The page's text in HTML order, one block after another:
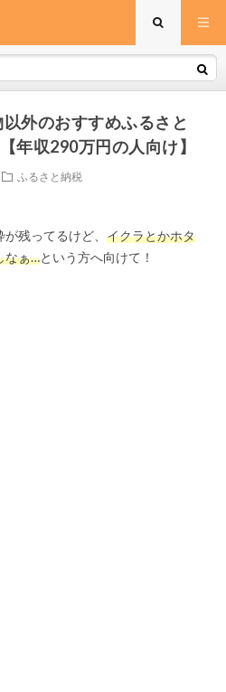
以外のおすすめふるさと
年収290万円の人向け】
ふるさと納税
が残ってるけど、イクラとかホタ
なぁ…という方へ向けて！